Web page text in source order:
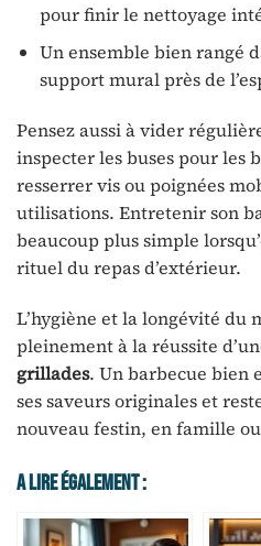
pour finir le nettoyage
Un ensemble bien rangé
support mural près de
Pensez aussi à vider
inspecter les buses pour les
resserrer vis ou poignées
utilisations. Entretenir son
beaucoup plus simple
rituel du repas d’extérieur.
L’hygiène et la longévité
pleinement à la réussite
grillades. Un barbecue bien
ses saveurs originales et
nouveau festin, en famille
A Lire Également :